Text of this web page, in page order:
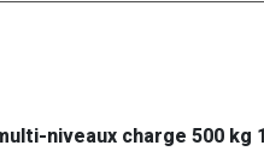
niveaux charge 500 kg